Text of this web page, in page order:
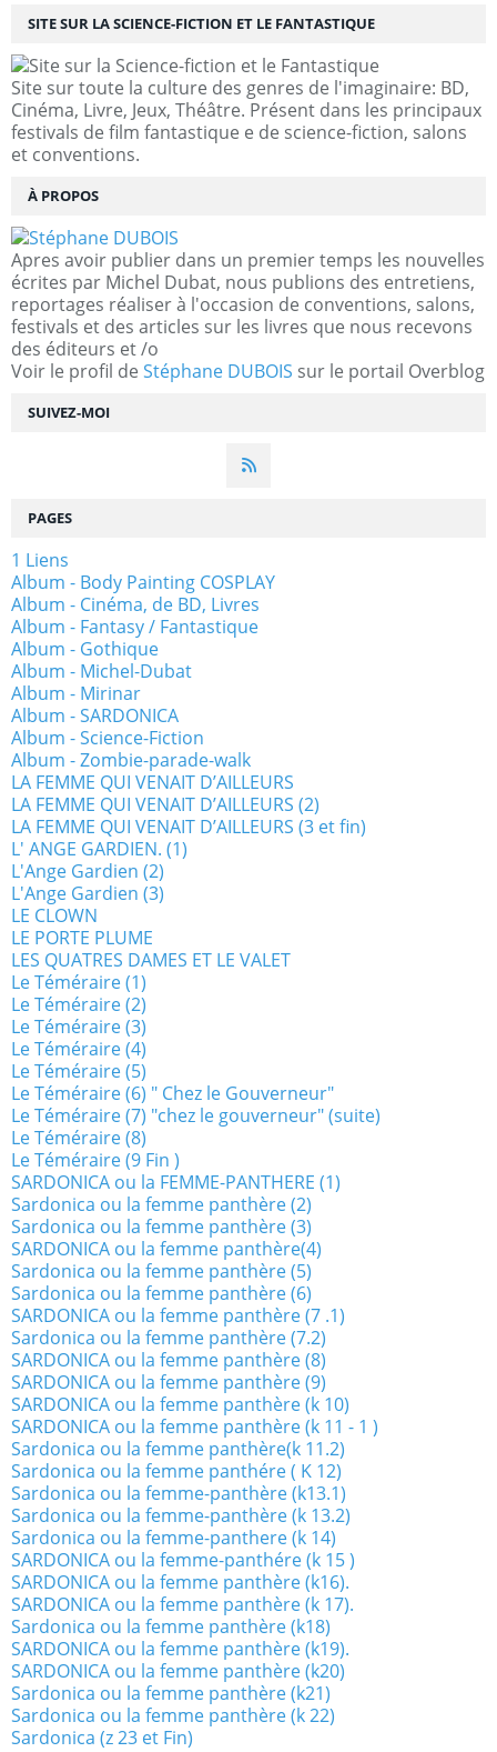
SUIVEZ-MOI
SITE SUR LA SCIENCE-FICTION ET LE FANTASTIQUE
Site sur toute la culture des genres de l'imaginaire: BD,
Cinéma, Livre, Jeux, Théâtre. Présent dans les principaux
festivals de film fantastique e de science-fiction, salons
et conventions.
À PROPOS
Apres avoir publier dans un premier temps les nouvelles
écrites par Michel Dubat, nous publions des entretiens,
reportages réaliser à l'occasion de conventions, salons,
festivals et des articles sur les livres que nous recevons
des éditeurs et /o
Voir le profil de Stéphane DUBOIS sur le portail Overblog
PAGES
1 Liens
Album - Body Painting COSPLAY
Album - Cinéma, de BD, Livres
Album - Fantasy / Fantastique
Album - Gothique
Album - Michel-Dubat
Album - Mirinar
Album - SARDONICA
Album - Science-Fiction
Album - Zombie-parade-walk
LA FEMME QUI VENAIT D’AILLEURS
LA FEMME QUI VENAIT D’AILLEURS (2)
LA FEMME QUI VENAIT D’AILLEURS (3 et fin)
L' ANGE GARDIEN. (1)
L'Ange Gardien (2)
L'Ange Gardien (3)
LE CLOWN
LE PORTE PLUME
LES QUATRES DAMES ET LE VALET
Le Téméraire (1)
Le Téméraire (2)
Le Téméraire (3)
Le Téméraire (4)
Le Téméraire (5)
Le Téméraire (6) " Chez le Gouverneur"
Le Téméraire (7) "chez le gouverneur" (suite)
Le Téméraire (8)
Le Téméraire (9 Fin )
SARDONICA ou la FEMME-PANTHERE (1)
Sardonica ou la femme panthère (2)
Sardonica ou la femme panthère (3)
SARDONICA ou la femme panthère(4)
Sardonica ou la femme panthère (5)
Sardonica ou la femme panthère (6)
SARDONICA ou la femme panthère (7 .1)
Sardonica ou la femme panthère (7.2)
SARDONICA ou la femme panthère (8)
SARDONICA ou la femme panthère (9)
SARDONICA ou la femme panthère (k 10)
SARDONICA ou la femme panthère (k 11 - 1 )
Sardonica ou la femme panthère(k 11.2)
Sardonica ou la femme panthére ( K 12)
Sardonica ou la femme-panthère (k13.1)
Sardonica ou la femme-panthère (k 13.2)
Sardonica ou la femme-panthere (k 14)
SARDONICA ou la femme-panthére (k 15 )
SARDONICA ou la femme panthère (k16).
SARDONICA ou la femme panthère (k 17).
Sardonica ou la femme panthère (k18)
SARDONICA ou la femme panthère (k19).
SARDONICA ou la femme panthère (k20)
Sardonica ou la femme panthère (k21)
Sardonica ou la femme panthère (k 22)
Sardonica (z 23 et Fin)